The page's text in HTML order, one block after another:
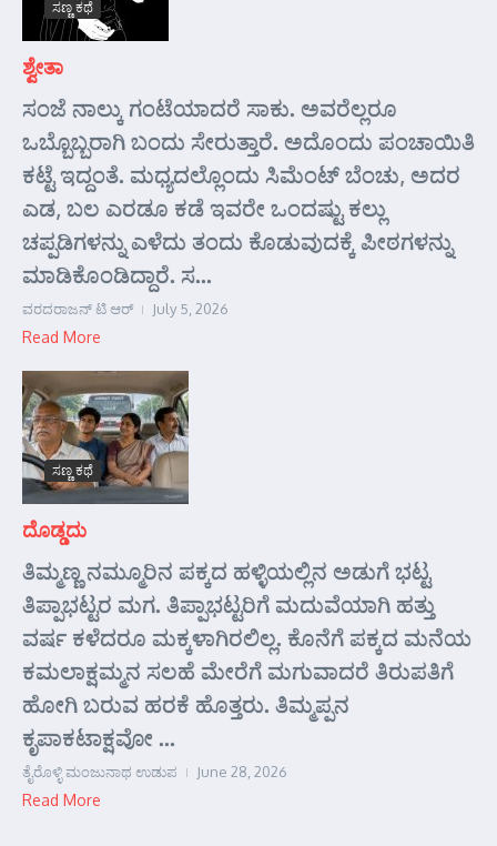
ಸಣ್ಣ ಕಥೆ
ಶ್ವೇತಾ
ಸಂಜೆ ನಾಲ್ಕು ಗಂಟೆಯಾದರೆ ಸಾಕು. ಅವರೆಲ್ಲರೂ
ಒಬ್ಬೊಬ್ಬರಾಗಿ ಬಂದು ಸೇರುತ್ತಾರೆ. ಅದೊಂದು ಪಂಚಾಯಿತಿ
ಕಟ್ಟೆ ಇದ್ದಂತೆ. ಮಧ್ಯದಲ್ಲೊಂದು ಸಿಮೆಂಟ್ ಬೆಂಚು, ಅದರ
ಎಡ, ಬಲ ಎರಡೂ ಕಡೆ ಇವರೇ ಒಂದಷ್ಟು ಕಲ್ಲು
ಚಪ್ಪಡಿಗಳನ್ನು ಎಳೆದು ತಂದು ಕೊಡುವುದಕ್ಕೆ ಪೀಠಗಳನ್ನು
ಮಾಡಿಕೊಂಡಿದ್ದಾರೆ. ಸ...
ವರದರಾಜನ್ ಟಿ ಆರ್ July 5, 2026
Read More
ಸಣ್ಣ ಕಥೆ
ದೊಡ್ಡದು
ತಿಮ್ಮಣ್ಣ ನಮ್ಮೂರಿನ ಪಕ್ಕದ ಹಳ್ಳಿಯಲ್ಲಿನ ಅಡುಗೆ ಭಟ್ಟ
ತಿಪ್ಪಾಭಟ್ಟರ ಮಗ. ತಿಪ್ಪಾಭಟ್ಟರಿಗೆ ಮದುವೆಯಾಗಿ ಹತ್ತು
ವರ್ಷ ಕಳೆದರೂ ಮಕ್ಕಳಾಗಿರಲಿಲ್ಲ. ಕೊನೆಗೆ ಪಕ್ಕದ ಮನೆಯ
ಕಮಲಾಕ್ಷಮ್ಮನ ಸಲಹೆ ಮೇರೆಗೆ ಮಗುವಾದರೆ ತಿರುಪತಿಗೆ
ಹೋಗಿ ಬರುವ ಹರಕೆ ಹೊತ್ತರು. ತಿಮ್ಮಪ್ಪನ
ಕೃಪಾಕಟಾಕ್ಷವೋ ...
ತೈರೊಳ್ಳಿ ಮಂಜುನಾಥ ಉಡುಪ June 28, 2026
Read More